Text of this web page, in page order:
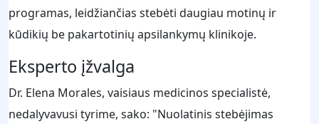
programas, leidžiančias stebėti daugiau motinų ir
kūdikių be pakartotinių apsilankymų klinikoje.
Eksperto įžvalga
Dr. Elena Morales, vaisiaus medicinos specialistė,
nedalyvavusi tyrime, sako: "Nuolatinis stebėjimas